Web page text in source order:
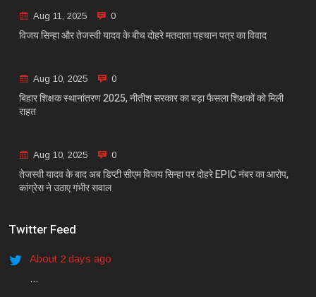
Aug 11, 2025 0
विजय सिन्हा और तेजस्वी यादव के बीच दोहरे मतदाता पहचान पत्र का विवाद
Aug 10, 2025 0
बिहार शिक्षक स्थानांतरण 2025, नीतीश सरकार का बड़ा फैसला शिक्षकों को मिली
राहत
Aug 10, 2025 0
तेजस्वी यादव के बाद अब डिप्टी सीएम विजय सिन्हा पर दोहरे EPIC नंबर का आरोप,
कांग्रेस ने उठाए गंभीर सवाल
Twitter Feed
About 2 days ago
...